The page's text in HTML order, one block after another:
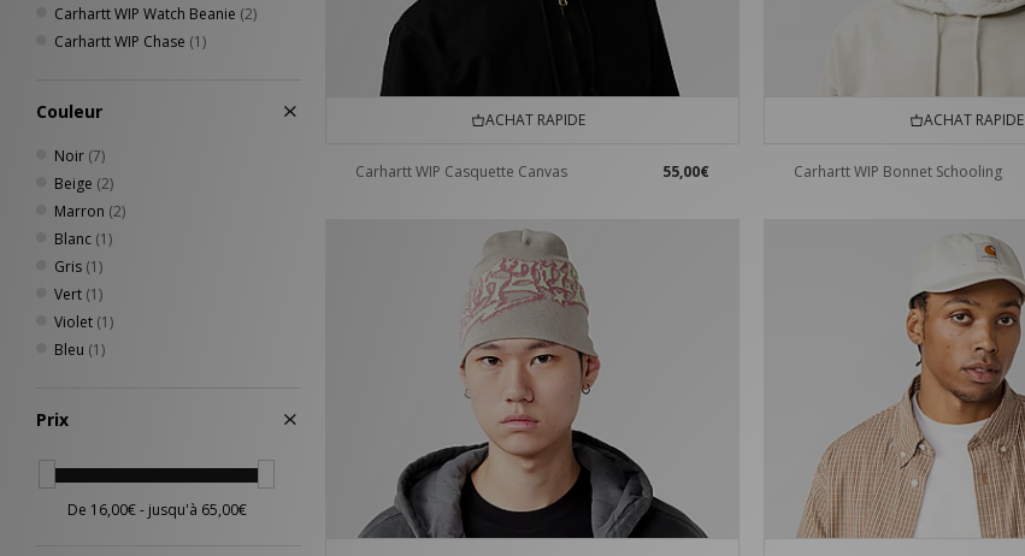
Carhartt WIP Watch Beanie (2)
Carhartt WIP Chase (1)
Couleur
Noir (7)
Beige (2)
Marron (2)
Blanc (1)
Gris (1)
Vert (1)
Violet (1)
Bleu (1)
Prix
ACHAT RAPIDE
Carhartt WIP Casquette Canvas 55,00€
ACHAT RAPIDE
Carhartt WIP Bonnet Schooling